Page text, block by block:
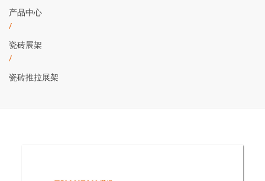
产品中心
/
瓷砖展架
/
瓷砖推拉展架